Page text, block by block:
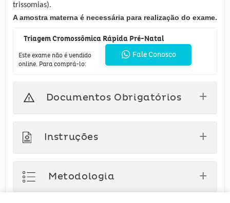
trissomias).
A amostra materna é necessária para realização do exame.
Triagem Cromossômica Rápida Pré-Natal
Este exame não é vendido
online. Para comprá-lo:
Fale Conosco
Documentos Obrigatórios
Instruções
Materiais
Metodologia